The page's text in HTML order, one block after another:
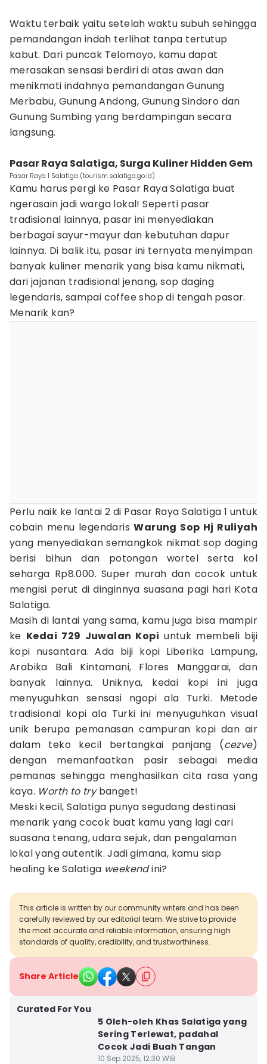
Waktu terbaik yaitu setelah waktu subuh sehingga
pemandangan indah terlihat tanpa tertutup
kabut. Dari puncak Telomoyo, kamu dapat
merasakan sensasi berdiri di atas awan dan
menikmati indahnya pemandangan Gunung
Merbabu, Gunung Andong, Gunung Sindoro dan
Gunung Sumbing yang berdampingan secara
langsung.
Pasar Raya Salatiga, Surga Kuliner Hidden Gem
Pasar Raya 1 Salatiga (tourism.salatiga.go.id)
Kamu harus pergi ke Pasar Raya Salatiga buat
ngerasain jadi warga lokal! Seperti pasar
tradisional lainnya, pasar ini menyediakan
berbagai sayur-mayur dan kebutuhan dapur
lainnya. Di balik itu, pasar ini ternyata menyimpan
banyak kuliner menarik yang bisa kamu nikmati,
dari jajanan tradisional jenang, sop daging
legendaris, sampai coffee shop di tengah pasar.
Menarik kan?
Perlu naik ke lantai 2 di Pasar Raya Salatiga 1 untuk
cobain menu legendarisWarung Sop Hj Ruliyah
yang menyediakan semangkok nikmat sop daging
berisi bihun dan potongan wortel serta kol
seharga Rp8.000. Super murah dan cocok untuk
mengisi perut di dinginnya suasana pagi hari Kota
Salatiga.
Masih di lantai yang sama, kamu juga bisa mampir
ke Kedai 729 Juwalan Kopi untuk membeli biji
kopi nusantara. Ada biji kopi Liberika Lampung,
Arabika Bali Kintamani, Flores Manggarai, dan
banyak lainnya. Uniknya, kedai kopi ini juga
menyuguhkan sensasi ngopi ala Turki. Metode
tradisional kopi ala Turki ini menyuguhkan visual
unik berupa pemanasan campuran kopi dan air
dalam teko kecil bertangkai panjang (cezve)
dengan memanfaatkan pasir sebagai media
pemanas sehingga menghasilkan cita rasa yang
kaya. Worth to trybanget!
Meski kecil, Salatiga punya segudang destinasi
menarik yang cocok buat kamu yang lagi cari
suasana tenang, udara sejuk, dan pengalaman
lokal yang autentik. Jadi gimana, kamu siap
healing ke Salatiga weekendini?
This article is written by our community writers and has been
carefully reviewed by our editorial team. We strive to provide
the most accurate and reliable information, ensuring high
standards of quality, credibility, and trustworthiness.
Share Article
Curated For You
5 Oleh-oleh Khas Salatiga yang
Sering Terlewat, padahal
Cocok Jadi Buah Tangan
10 Sep 2025, 12:30 WIB